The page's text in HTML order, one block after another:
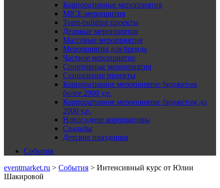
Корпоративные мероприятия
MICE-меропрития
Team-building проекты
Деловые мероприятия
Массовые мероприятия
Мероприятия для бренда
Частное мероприятие
Спортивные мероприятия
Социальные проекты
Корпоративное мероприятие бюджетом
более 2000 у.е.
Корпоративное мероприятие бюджетом до
2000 у.е.
Новогодние корпоративы
Свадьбы
Детские праздники
События
eventmarket.ru > События > Интенсивный курс от Юлии
Шакировой